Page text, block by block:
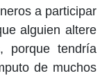
a participar
alguien altere
porque tendría
de muchos